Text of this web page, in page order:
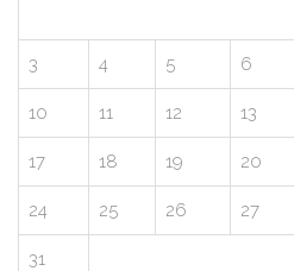
3 4 5 6
10 11 12 13
17 18 19 20
24 25 26 27
31